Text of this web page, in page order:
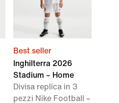
Best seller
Inghilterra 2026
Stadium – Home
Divisa replica in 3
pezzi Nike Football –